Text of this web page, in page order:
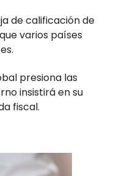
de calificación de
varios países
presiona las
insistirá en su
fiscal.